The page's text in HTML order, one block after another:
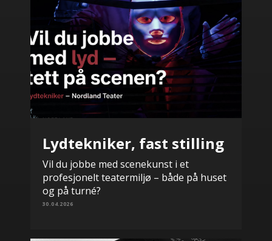
Lydtekniker, fast stilling
Vil du jobbe med scenekunst i et
profesjonelt teatermiljø – både på huset
og på turné?
30.04.2026